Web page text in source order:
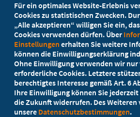
Ihr Landesverband berät Sie!
Ansprechpartner
Werden Sie jetzt Mitglied
5 Vorteile einer MB-
Für ein optimales Website-Erlebnis
Cookies zu statistischen Zwecken.
„Alle akzeptieren“ willigen Sie ein,
Cookies verwenden dürfen. Über
Einstellungen erhalten Sie weitere
können die Einwilligungserklärung
Ohne Einwilligung verwenden wir nur
erforderliche Cookies. Letztere
berechtigtes Interesse gemäß Art. 6
Ihre Einwilligung können Sie
die Zukunft widerrufen. Des
unsere Datenschutzbestimmungen.